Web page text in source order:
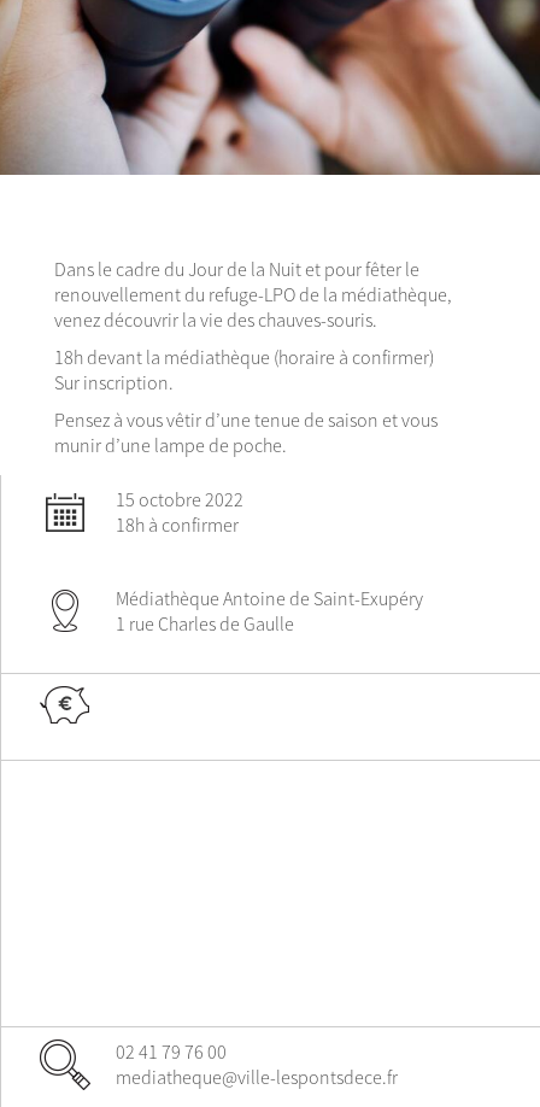
Dans le cadre du Jour de la Nuit et pour fêter le
renouvellement du refuge-LPO de la médiathèque,
venez découvrir la vie des chauves-souris.
18h devant la médiathèque (horaire à confirmer)
Sur inscription.
Pensez à vous vêtir d’une tenue de saison et vous
munir d’une lampe de poche.
15 octobre 2022
18h à confirmer
Médiathèque Antoine de Saint-Exupéry
1 rue Charles de Gaulle
02 41 79 76 00
mediatheque@ville-lespontsdece.fr